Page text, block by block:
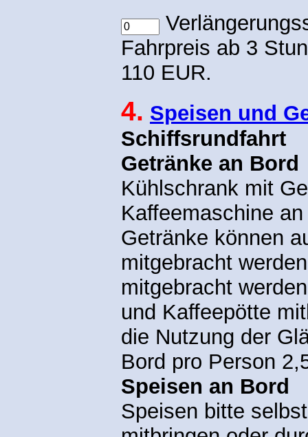
Fahrpreis ab 3
110 EUR.
4. Speisen und
Schiffsrundfahrt
Getränke an Bord
Kühlschrank mit
Kaffeemaschine
Getränke können
mitgebracht
mitgebracht
und Kaffeepötte
die Nutzung der
Bord pro Person
Speisen an Bord
Speisen bitte